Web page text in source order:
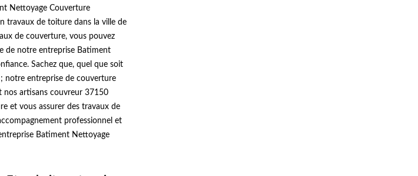
Nettoyage Couverture
travaux de toiture dans la ville de
de couverture, vous pouvez
de notre entreprise Batiment
Sachez que, quel que soit
notre entreprise de couverture
nos artisans couvreur 37150
et vous assurer des travaux de
professionnel et
Batiment Nettoyage